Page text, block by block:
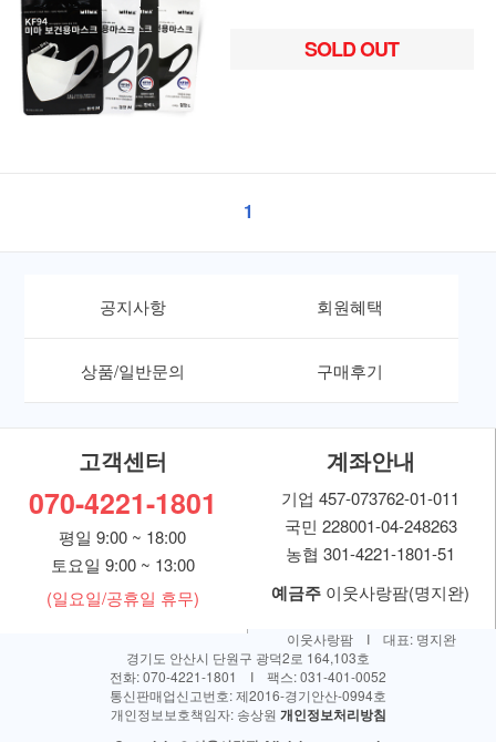
SOLD OUT
1
공지사항 회원혜택
상품/일반문의 구매후기
고객센터
070-4221-1801
평일 9:00 ~ 18:00
토요일 9:00 ~ 13:00
(일요일/공휴일 휴무)
계좌안내
기업 457-073762-01-011
국민 228001-04-248263
농협 301-4221-1801-51
예금주 이웃사랑팜(명지완)
이웃사랑팜 I 대표: 명지완
경기도 안산시 단원구 광덕2로 164,103호
전화: 070-4221-1801 I 팩스: 031-401-0052
통신판매업신고번호: 제2016-경기안산-0994호
개인정보보호책임자: 송상원 개인정보처리방침